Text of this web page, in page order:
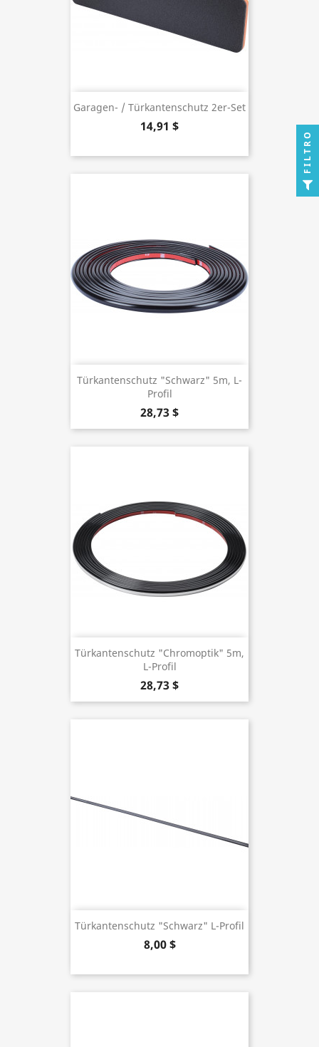
Garagen- / Türkantenschutz 2er-Set
14,91 $
Türkantenschutz "schwarz" 5m, L-
Profil
28,73 $
Türkantenschutz "Chromoptik" 5m,
L-Profil
28,73 $
Türkantenschutz "schwarz" L-Profil
8,00 $
FILTRO